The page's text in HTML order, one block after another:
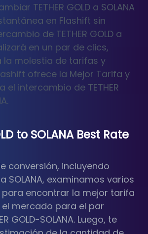
TETHER GOLD a SOLANA
en Flashift sin
de TETHER GOLD a
en un par de clics,
la molestia de tarifas y
ofrece la Mejor Tarifa y
el intercambio de TETHER
to SOLANABest Rate
conversión, incluyendo
a SOLANA, examinamos varios
encontrar la mejor tarifa
mercado para el par
GOLD-SOLANA. Luego, te